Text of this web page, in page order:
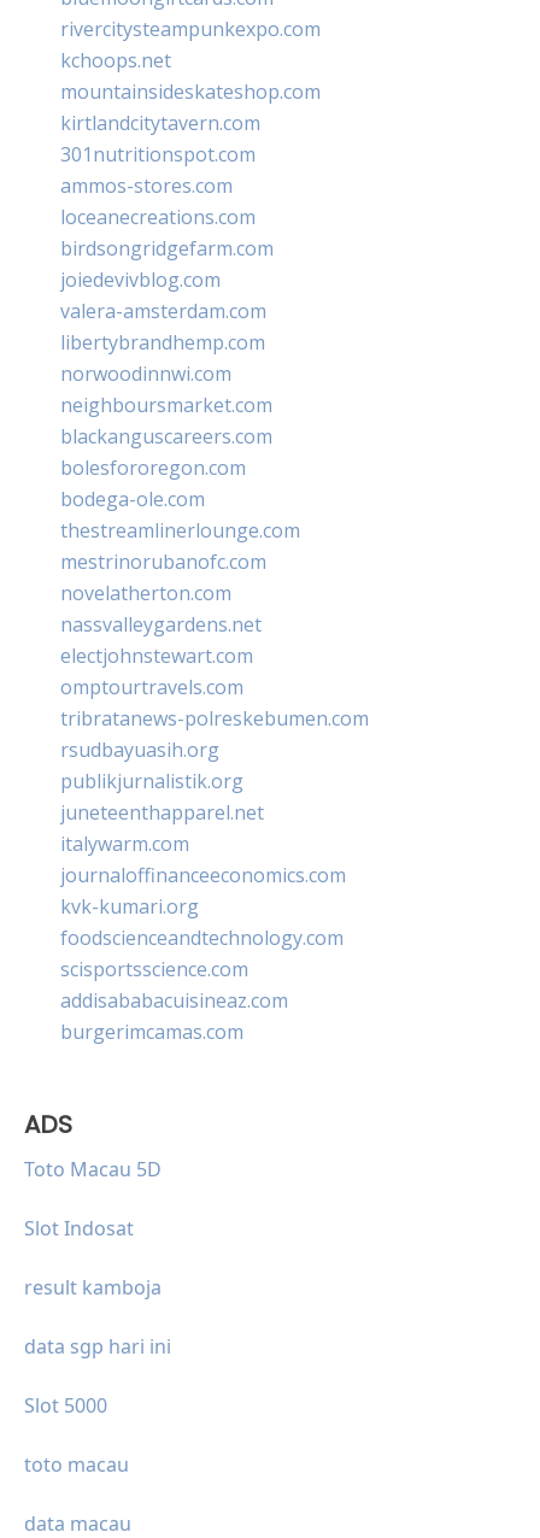
rivercitysteampunkexpo.com
kchoops.net
mountainsideskateshop.com
kirtlandcitytavern.com
301nutritionspot.com
ammos-stores.com
loceanecreations.com
birdsongridgefarm.com
joiedevivblog.com
valera-amsterdam.com
libertybrandhemp.com
norwoodinnwi.com
neighboursmarket.com
blackanguscareers.com
bolesfororegon.com
bodega-ole.com
thestreamlinerlounge.com
mestrinorubanofc.com
novelatherton.com
nassvalleygardens.net
electjohnstewart.com
omptourtravels.com
tribratanews-polreskebumen.com
rsudbayuasih.org
publikjurnalistik.org
juneteenthapparel.net
italywarm.com
journaloffinanceeconomics.com
kvk-kumari.org
foodscienceandtechnology.com
scisportsscience.com
addisababacuisineaz.com
burgerimcamas.com
ADS
Toto Macau 5D
Slot Indosat
result kamboja
data sgp hari ini
Slot 5000
toto macau
data macau